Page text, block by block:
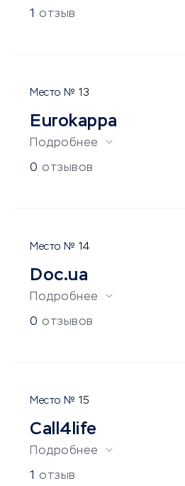
1 отзыв
13
Eurokappa
Подробнее
0 отзывов
14
Doc.ua
Подробнее
0 отзывов
15
Call4life
Подробнее
1 отзыв